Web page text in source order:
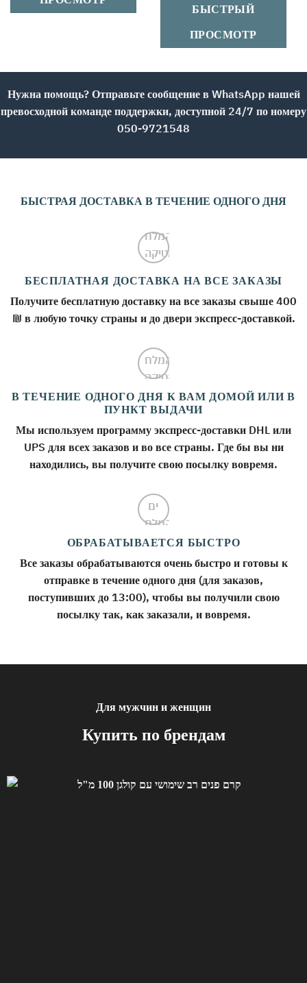
БЫСТРЫЙ
ПРОСМОТР
Нужна помощь? Отправьте сообщение в WhatsApp нашей
превосходной команде поддержки, доступной 24/7 по номеру
050-9721548
БЫСТРАЯ ДОСТАВКА В ТЕЧЕНИЕ ОДНОГО ДНЯ
БЕСПЛАТНАЯ ДОСТАВКА НА ВСЕ ЗАКАЗЫ
Получите бесплатную доставку на все заказы свыше 400
₪ в любую точку страны и до двери экспресс-доставкой.
В ТЕЧЕНИЕ ОДНОГО ДНЯ К ВАМ ДОМОЙ ИЛИ В
ПУНКТ ВЫДАЧИ
Мы используем программу экспресс-доставки DHL или
UPS для всех заказов и во все страны. Где бы вы ни
находились, вы получите свою посылку вовремя.
ОБРАБАТЫВАЕТСЯ БЫСТРО
Все заказы обрабатываются очень быстро и готовы к
отправке в течение одного дня (для заказов,
поступивших до 13:00), чтобы вы получили свою
посылку так, как заказали, и вовремя.
Для мужчин и женщин
Купить по брендам